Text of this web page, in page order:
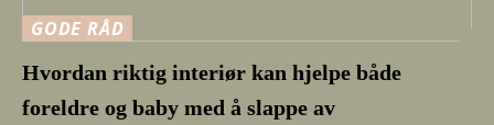
GODE RÅD
Hvordan riktig interiør kan hjelpe både
foreldre og baby med å slappe av